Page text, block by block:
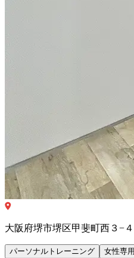
大阪府堺市堺区甲斐町西３−
パーソナルトレーニング 女性専用